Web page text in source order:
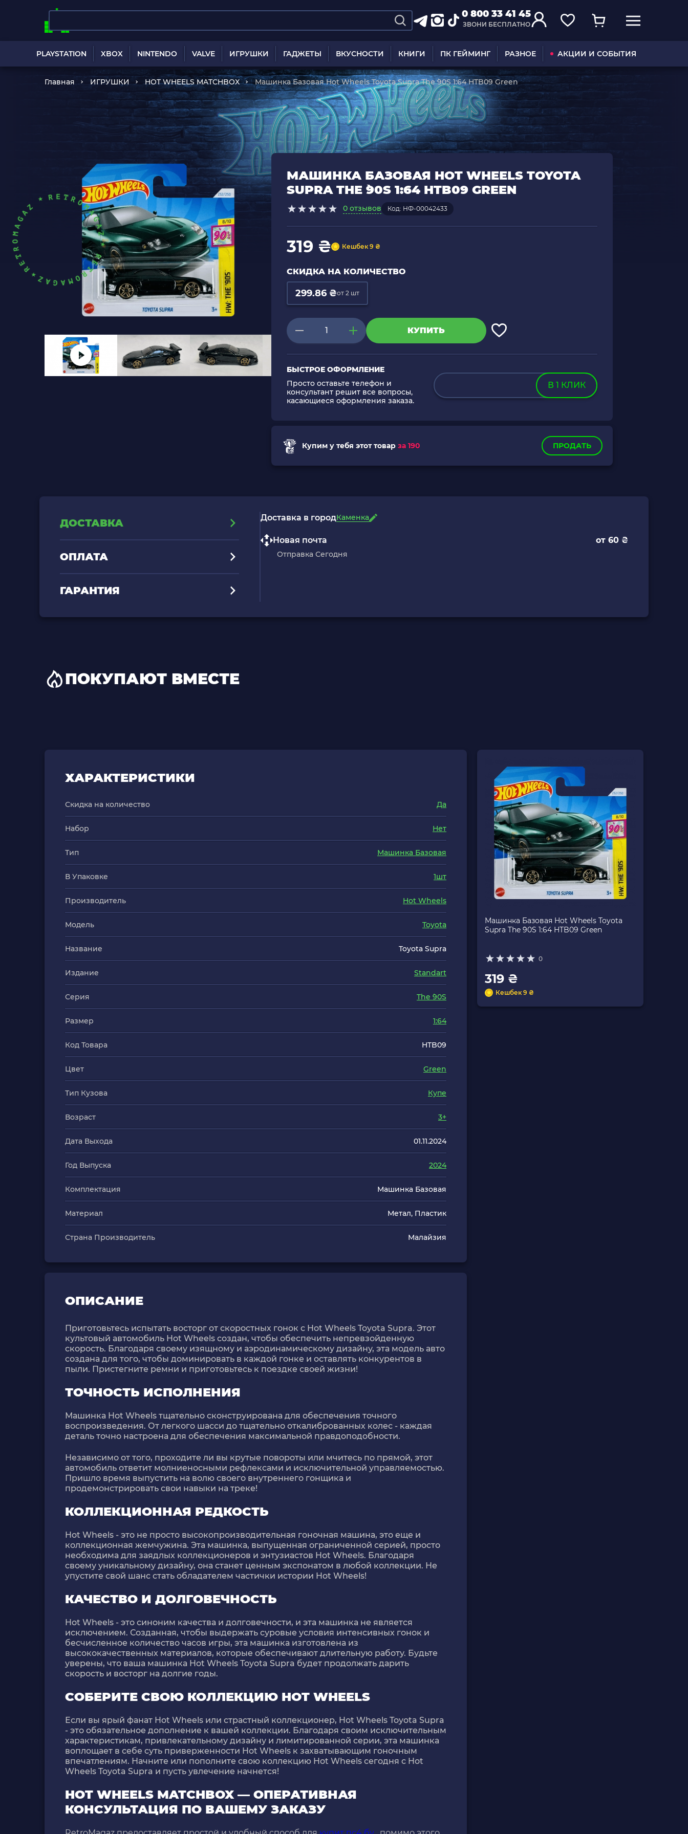
0 800 33 41 45
ЗВОНИ БЕСПЛАТНО
PLAYSTATION XBOX NINTENDO VALVE ИГРУШКИ ГАДЖЕТЫ ВКУСНОСТИ КНИГИ ПК ГЕЙМИНГ РАЗНОЕ АКЦИИ И СОБЫТИЯ
Главная ИГРУШКИ HOT WHEELS MATCHBOX Машинка Базовая Hot Wheels Toyota Supra The `90S 1:64 HTB09 Green
МАШИНКА БАЗОВАЯ HOT WHEELS TOYOTA
SUPRA THE `90S 1:64 HTB09 GREEN
0 отзывов Код: НФ-00042433
319 ₴ Кешбек 9 ₴
СКИДКА НА КОЛИЧЕСТВО
299.86 ₴от 2 шт
КУПИТЬ
БЫСТРОЕ ОФОРМЛЕНИЕ
Просто оставьте телефон и
консультант решит все вопросы,
касающиеся оформления заказа.
В 1 КЛИК
Купим у тебя этот товар за 190 ПРОДАТЬ
ДОСТАВКА
ОПЛАТА
ГАРАНТИЯ
Доставка в городКаменка
Новая почта от 60 ₴
Отправка Сегодня
ПОКУПАЮТ ВМЕСТЕ
ХАРАКТЕРИСТИКИ
Скидка на количество Да
Набор Нет
Тип Машинка Базовая
В Упаковке 1шт
Производитель Hot Wheels
Модель Toyota
Название Toyota Supra
Издание Standart
Серия The `90S
Размер 1:64
Код Товара HTB09
Цвет Green
Тип Кузова Купе
Возраст 3+
Дата Выхода 01.11.2024
Год Выпуска 2024
Комплектация Машинка Базовая
Материал Метал, Пластик
Страна Производитель Малайзия
ОПИСАНИЕ
Приготовьтесь испытать восторг от скоростных гонок с Hot Wheels Toyota Supra. Этот
культовый автомобиль Hot Wheels создан, чтобы обеспечить непревзойденную
скорость. Благодаря своему изящному и аэродинамическому дизайну, эта модель авто
создана для того, чтобы доминировать в каждой гонке и оставлять конкурентов в
пыли. Пристегните ремни и приготовьтесь к поездке своей жизни!
ТОЧНОСТЬ ИСПОЛНЕНИЯ
Машинка Hot Wheels тщательно сконструирована для обеспечения точного
воспроизведения. От легкого шасси до тщательно откалиброванных колес - каждая
деталь точно настроена для обеспечения максимальной правдоподобности.
Независимо от того, проходите ли вы крутые повороты или мчитесь по прямой, этот
автомобиль ответит молниеносными рефлексами и исключительной управляемостью.
Пришло время выпустить на волю своего внутреннего гонщика и
продемонстрировать свои навыки на треке!
КОЛЛЕКЦИОННАЯ РЕДКОСТЬ
Hot Wheels - это не просто высокопроизводительная гоночная машина, это еще и
коллекционная жемчужина. Эта машинка, выпущенная ограниченной серией, просто
необходима для заядлых коллекционеров и энтузиастов Hot Wheels. Благодаря
своему уникальному дизайну, она станет ценным экспонатом в любой коллекции. Не
упустите свой шанс стать обладателем частички истории Hot Wheels!
КАЧЕСТВО И ДОЛГОВЕЧНОСТЬ
Hot Wheels - это синоним качества и долговечности, и эта машинка не является
исключением. Созданная, чтобы выдержать суровые условия интенсивных гонок и
бесчисленное количество часов игры, эта машинка изготовлена из
высококачественных материалов, которые обеспечивают длительную работу. Будьте
уверены, что ваша машинка Hot Wheels Toyota Supra будет продолжать дарить
скорость и восторг на долгие годы.
СОБЕРИТЕ СВОЮ КОЛЛЕКЦИЮ HOT WHEELS
Если вы ярый фанат Hot Wheels или страстный коллекционер, Hot Wheels Toyota Supra
- это обязательное дополнение к вашей коллекции. Благодаря своим исключительным
характеристикам, привлекательному дизайну и лимитированной серии, эта машинка
воплощает в себе суть приверженности Hot Wheels к захватывающим гоночным
впечатлениям. Начните или пополните свою коллекцию Hot Wheels сегодня с Hot
Wheels Toyota Supra и пусть увлечение начнется!
HOT WHEELS MATCHBOX — ОПЕРАТИВНАЯ
КОНСУЛЬТАЦИЯ ПО ВАШЕМУ ЗАКАЗУ
Машинка Базовая Hot Wheels Toyota
Supra The `90S 1:64 HTB09 Green
0
319 ₴
Кешбек 9 ₴